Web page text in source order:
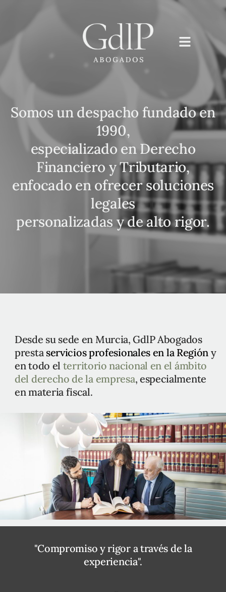
Somos un despacho fundado en
1990,
especializado en Derecho
Financiero y Tributario,
enfocado en ofrecer soluciones
legales
personalizadas y de alto rigor.
Desde su sede en Murcia, GdlP Abogados
presta servicios profesionales en la Región y
en todo el territorio nacional en el ámbito
del derecho de la empresa, especialmente
en materia fiscal.
"Compromiso y rigor a través de la
experiencia".